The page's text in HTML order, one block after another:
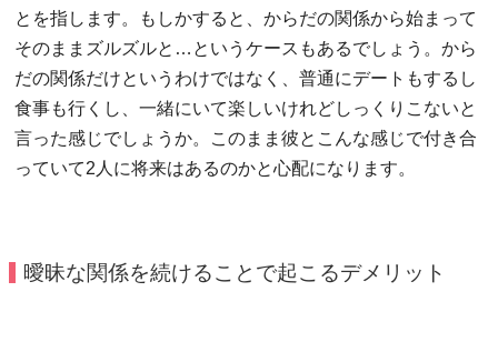
とを指します。もしかすると、からだの関係から始まって
そのままズルズルと…というケースもあるでしょう。から
だの関係だけというわけではなく、普通にデートもするし
食事も行くし、一緒にいて楽しいけれどしっくりこないと
言った感じでしょうか。このまま彼とこんな感じで付き合
っていて2人に将来はあるのかと心配になります。
曖昧な関係を続けることで起こるデメリット